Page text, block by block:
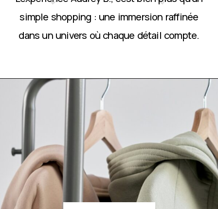
simple shopping : une immersion raffinée
dans un univers où chaque détail compte.